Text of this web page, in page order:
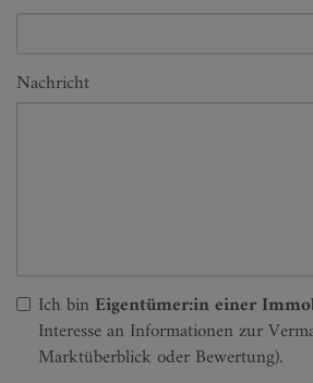
Nachricht
Ich bin Eigentümer:in einer
Interesse an Informationen zur
Marktüberblick oder Bewertung).